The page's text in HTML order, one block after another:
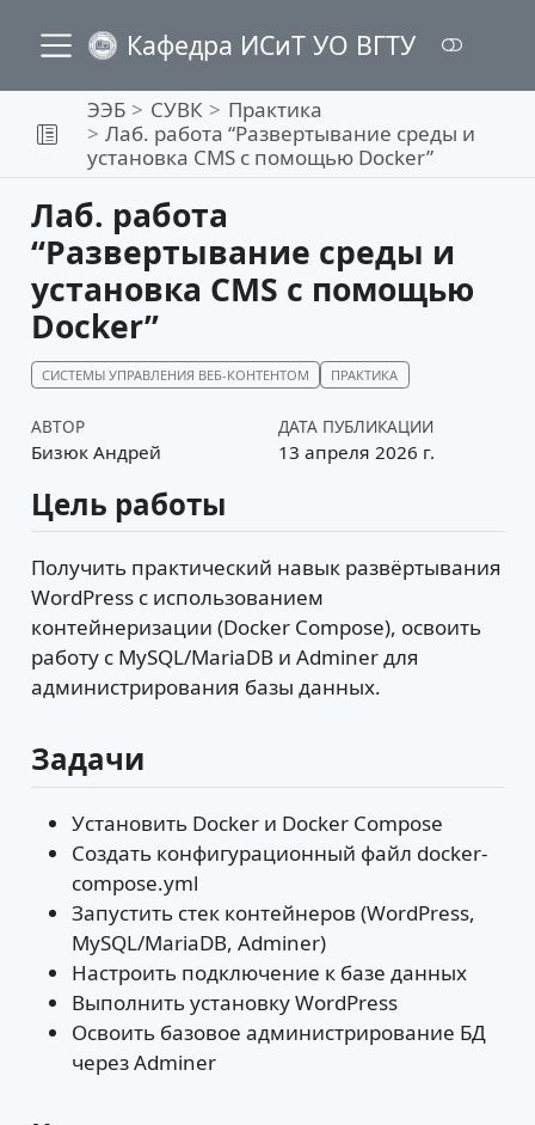
Кафедра ИСиТ УО ВГТУ
ЭЭБ СУВК
Практика
Лаб. работа “Развертывание среды и
установка CMS с помощью Docker”
Лаб. работа
“Развертывание среды и
установка CMS с помощью
Docker”
СИСТЕМЫ УПРАВЛЕНИЯ ВЕБ-КОНТЕНТОМ ПРАКТИКА
АВТОР
Бизюк Андрей
ДАТА ПУБЛИКАЦИИ
13 апреля 2026 г.
Цель работы
Получить практический навык развёртывания
WordPress с использованием
контейнеризации (Docker Compose), освоить
работу с MySQL/MariaDB и Adminer для
администрирования базы данных.
Задачи
Установить Docker и Docker Compose
Создать конфигурационный файл docker-
compose.yml
Запустить стек контейнеров (WordPress,
MySQL/MariaDB, Adminer)
Настроить подключение к базе данных
Выполнить установку WordPress
Освоить базовое администрирование БД
через Adminer